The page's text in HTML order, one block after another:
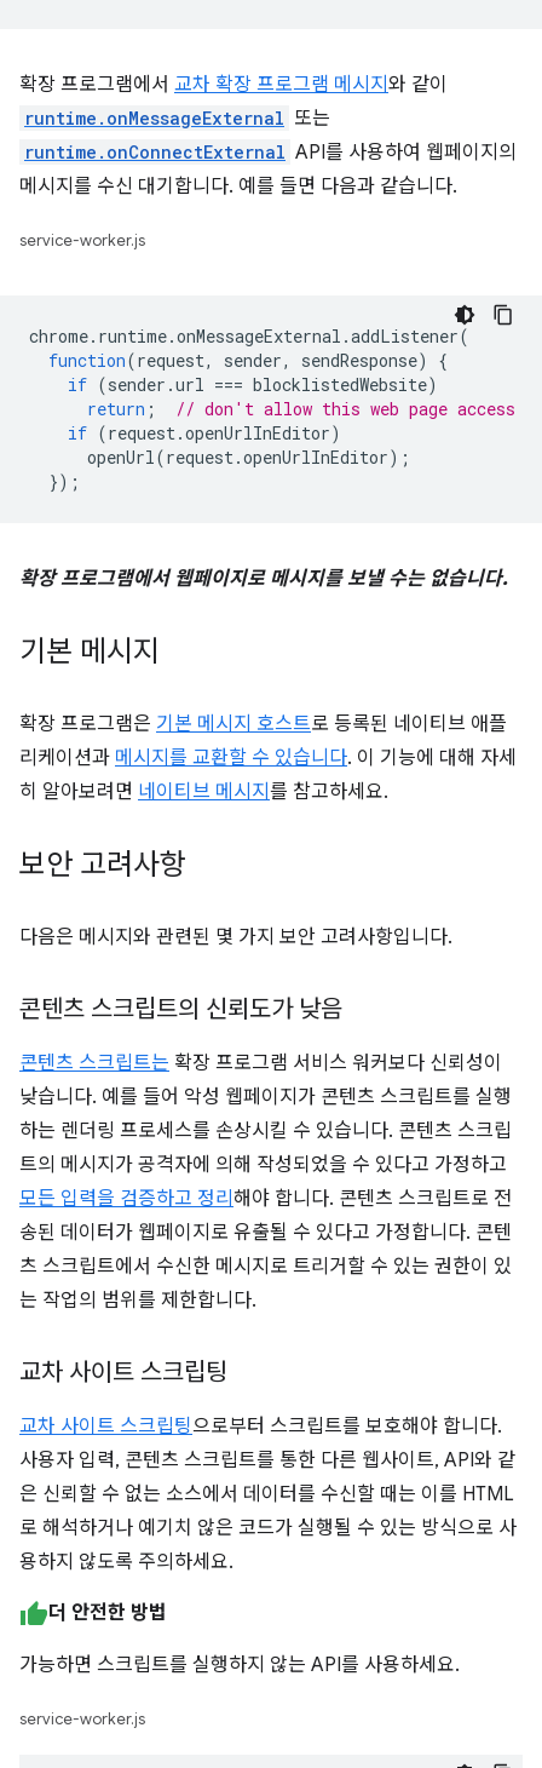
확장 프로그램에서 교차 확장 프로그램 메시지 와 같이
runtime.onMessageExternal 또는
runtime.onConnectExternal API를 사용하여 웹페이지의
메시지를 수신 대기합니다. 예를 들면 다음과 같습니다.
service-worker.js
chrome. runtime.onMessageExternal .addListener(
function(request, sender, sendResponse)
{
if (sender .url === blocklistedWebsite)
return ;
// don't allow this web page access
if (request.openUrlInEditor)
openUrl(request.openUrlInEditor);
});
확장 프로그램에서 웹페이지로 메시지를 보낼 수는 없습니다.
기본 메시지
확장 프로그램은 기본 메시지 호스트로 등록된 네이티브 애플
리케이션과 메시지를 교환할 수 있습니다. 이 기능에 대해 자세
히 알아보려면 네이티브 메시지 를 참고하세요.
보안 고려사항
다음은 메시지와 관련된 몇 가지 보안 고려사항입니다.
콘텐츠 스크립트의 신뢰도가 낮음
콘텐츠 스크립트는 확장 프로그램 서비스 워커보다 신뢰성이
낮습니다. 예를 들어 악성 웹페이지가 콘텐츠 스크립트를 실행
하는 렌더링 프로세스를 손상시킬 수 있습니다. 콘텐츠 스크립
트의 메시지가 공격자에 의해 작성되었을 수 있다고 가정하고
모든 입력을 검증하고 정리 해야 합니다. 콘텐츠 스크립트로 전
송된 데이터가 웹페이지로 유출될 수 있다고 가정합니다. 콘텐
츠 스크립트에서 수신한 메시지로 트리거할 수 있는 권한이 있
는 작업의 범위를 제한합니다.
교차 사이트 스크립팅
교차 사이트 스크립팅으로부터 스크립트를 보호해야 합니다.
사용자 입력, 콘텐츠 스크립트를 통한 다른 웹사이트, API와 같
은 신뢰할 수 없는 소스에서 데이터를 수신할 때는 이를 HTML
로 해석하거나 예기치 않은 코드가 실행될 수 있는 방식으로 사
용하지 않도록 주의하세요.
더 안전한 방법
가능하면 스크립트를 실행하지 않는 API를 사용하세요.
service-worker.js